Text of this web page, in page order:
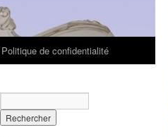
Politique de confidentialité